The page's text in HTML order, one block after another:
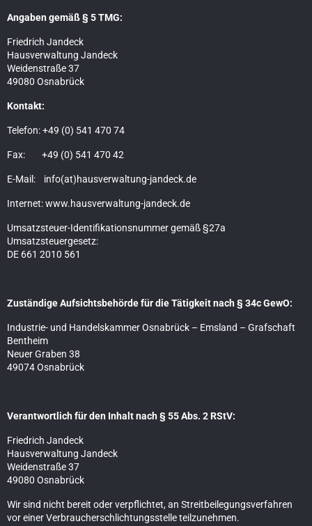
Angaben gemäß § 5 TMG:
Friedrich Jandeck
Hausverwaltung Jandeck
Weidenstraße 37
49080 Osnabrück
Kontakt:
Telefon: +49 (0) 541 470 74
Fax: +49 (0) 541 470 42
E-Mail: info(at)hausverwaltung-jandeck.de
Internet: www.hausverwaltung-jandeck.de
Umsatzsteuer-Identifikationsnummer gemäß §27a
Umsatzsteuergesetz:
DE 661 2010 561
Zuständige Aufsichtsbehörde für die Tätigkeit nach § 34c GewO:
Industrie- und Handelskammer Osnabrück – Emsland – Grafschaft
Bentheim
Neuer Graben 38
49074 Osnabrück
Verantwortlich für den Inhalt nach § 55 Abs. 2 RStV:
Friedrich Jandeck
Hausverwaltung Jandeck
Weidenstraße 37
49080 Osnabrück
Wir sind nicht bereit oder verpflichtet, an Streitbeilegungsverfahren
vor einer Verbraucherschlichtungsstelle teilzunehmen.